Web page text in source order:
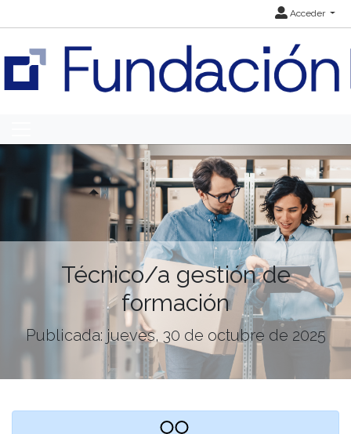
Acceder
Técnico/a gestión de
formación
Publicada: jueves, 30 de octubre de 2025